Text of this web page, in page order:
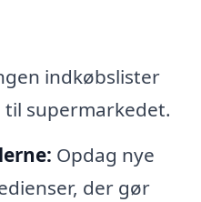
indkøbslister
supermarkedet.
Opdag nye
der gør